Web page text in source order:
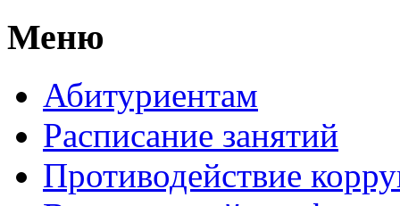
Меню
Абитуриентам
Расписание занятий
Противодействие